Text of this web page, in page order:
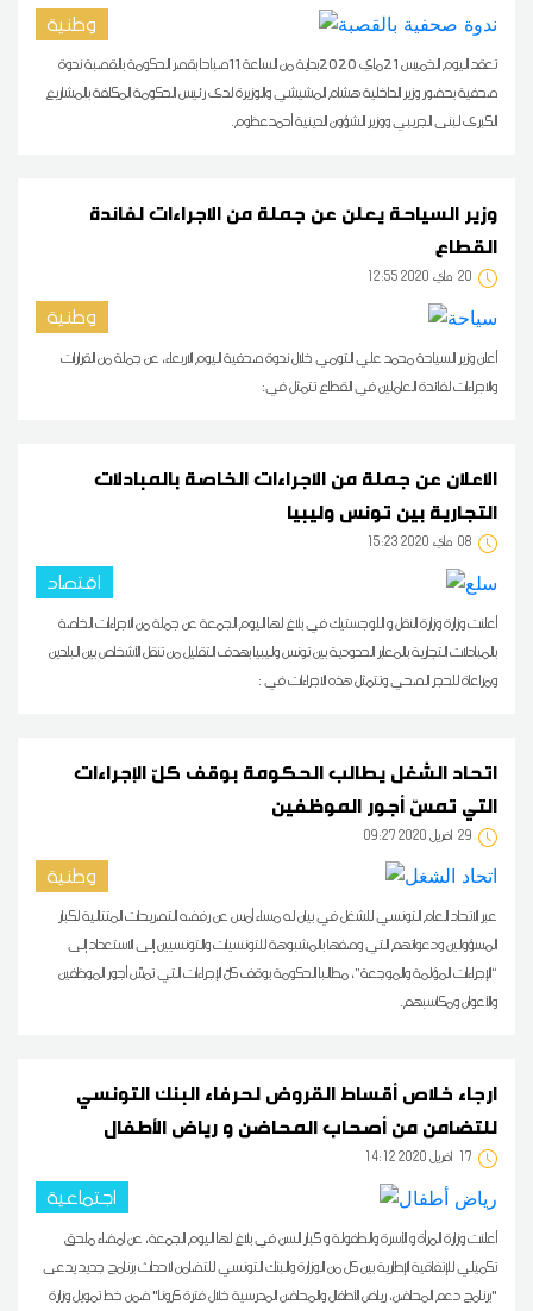
وطنية
تعقد اليوم الخميس 21ماي 2020بداية من الساعة 11صباحا بقصر الحكومة بالقصبة ندوة
صحفية بحضور وزير الداخلية هشام المشيشي والوزيرة لدى رئيس الحكومة المكلفة بالمشاريع
الكبرى لبنى الجريبي ووزير الشؤون الدينية أحمدعظوم.
وزير السياحة يعلن عن جملة من الاجراءات لفائدة
القطاع
20 12:55 2020 ماي
وطنية
أعلن وزير السياحة محمد علي التومي خلال ندوة صحفية اليوم الاربعاء، عن جملة من القرارات
والاجراءات لفائدة العاملين في القطاع تتمثل في:
الاعلان عن جملة من الاجراءات الخاصة بالمبادلات
التجارية بين تونس وليبيا
08 15:23 2020 ماي
اقتصاد
أعلنت وزارة وزارة النقل و اللوجستيك في بلاغ لها اليوم الجمعة عن جملة من الاجراءات الخاصة
بالمبادلات التجارية بالمعابر الحدودية بين تونس وليبيا بهدف التقليل من تنقل الأشخاص بين البلدين
ومراعاة للحجر الصحي وتتمثل هذه الاجراءات في :
اتحاد الشغل يطالب الحكومة بوقف كلّ الإجراءات
التي تمسّ أجور الموظفين
29 09:27 2020 أفريل
وطنية
عبر الاتحاد العام التونسي للشغل في بيان له مساء أمس عن رفضه التصريحات المتتالية لكبار
المسؤولين ودعواتهم التي وصفها بالمشبوهة للتونسيات والتونسيين إلى الاستعداد إلى
“الإجراءات المؤلمة والموجعة”، مطالبا الحكومة بوقف كلّ الإجراءات التي تمسّ أجور الموظفين
والأعوان ومكاسبهم.
ارجاء خلاص أقساط القروض لحرفاء البنك التونسي
للتضامن من أصحاب المحاضن و رياض الأطفال
17 14:12 2020 أفريل
اجتماعية
أعلنت وزارة المرأة و الأسرة والطفولة و كبار السن في بلاغ لها اليوم الجمعة، عن امضاء ملحق
تكميلي للإتفاقية الإطارية بين كل من الوزارة والبنك التونسي للتضامن لاحداث برنامج جديد يدعى
"برنامج دعم المحاضن، رياض الأطفال والمحاضن المدرسية خلال فترة كرونا" ضمن خط تمويل وزارة